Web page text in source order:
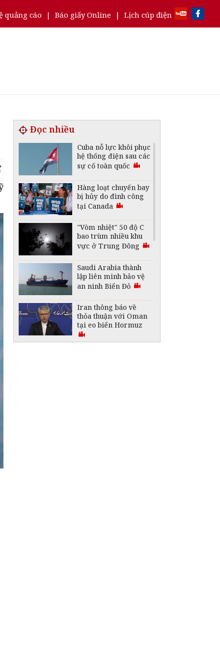
quảng cáo | Báo giấy Online | Lịch cúp điện
Đọc nhiều
Cuba nỗ lực khôi phục
hệ thống điện sau các
sự cố toàn quốc
Hàng loạt chuyến bay
bị hủy do đình công
tại Canada
"Vòm nhiệt" 50 độ C
bao trùm nhiều khu
vực ở Trung Đông
Saudi Arabia thành
lập liên minh bảo vệ
an ninh Biển Đỏ
Iran thông báo về
thỏa thuận với Oman
tại eo biển Hormuz